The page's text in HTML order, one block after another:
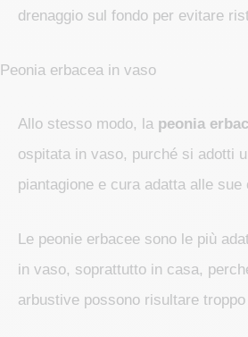
drenaggio sul fondo per evitare
Peonia erbacea in vaso
Allo stesso modo, la peonia
ospitata in vaso, purché si adotti
piantagione e cura adatta alle
Le peonie erbacee sono le più
in vaso, soprattutto in casa,
arbustive possono risultare troppo